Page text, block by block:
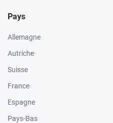
Pays
Allemagne
Autriche
Suisse
France
Espagne
Pays-Bas